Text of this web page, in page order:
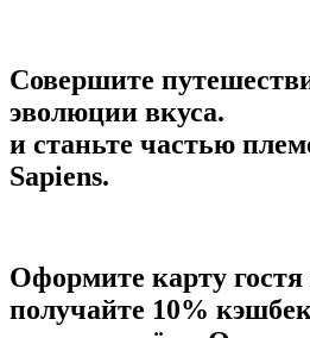
Совершите
эволюции вкуса.
и станьте частью
Sapiens.
Оформите карту гостя
получайте 10%